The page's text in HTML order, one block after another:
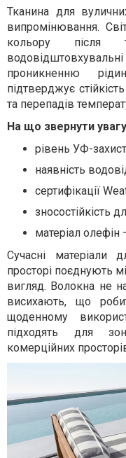
Тканина для
випромінювання.
кольору після
проникненню
підтверджує
та перепадів
На що звернути
рівень УФ-
наявність
сертифікації
зносостійкість
матеріал олефін
Сучасні матеріали
просторі поєднують
вигляд. Волокна не
висихають, що
щоденному
підходять для
комерційних